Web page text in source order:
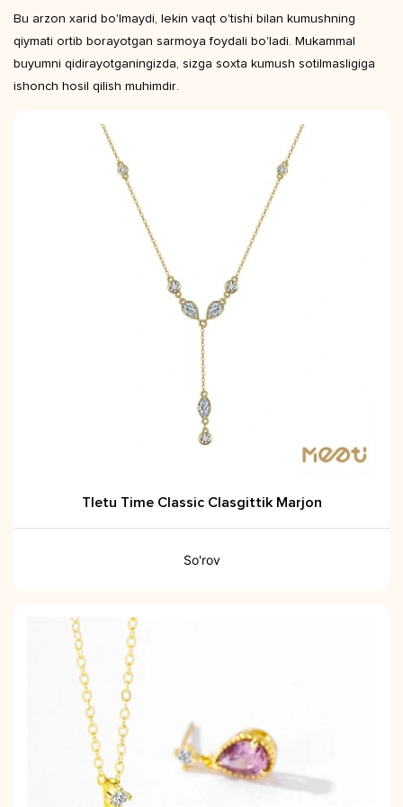
Bu arzon xarid bo'lmaydi, lekin vaqt o'tishi bilan kumushning
qiymati ortib borayotgan sarmoya foydali bo'ladi. Mukammal
buyumni qidirayotganingizda, sizga soxta kumush sotilmasligiga
ishonch hosil qilish muhimdir.
Tletu Time Classic Clasgittik Marjon
So'rov